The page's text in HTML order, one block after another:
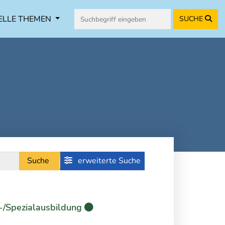
THEMEN SUCHE
Suche erweiterte Suche
Spezialausbildung